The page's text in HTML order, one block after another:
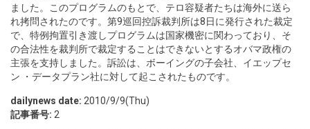
ました。このプログラムのもとで、テロ容疑者たちは海外に送ら
れ拷問されたのです。第9巡回控訴裁判所は8日に発行された裁定
で、特例拘置引き渡しプログラムは国家機密に関わっており、そ
の合法性を裁判所で裁定することはできないとするオバマ政権の
主張を支持しました。訴訟は、ボーイングの子会社、イエップセ
ン ・データプラン社に対して起こされたものです。
dailynews date: 2010/9/9(Thu)
記事番号: 2